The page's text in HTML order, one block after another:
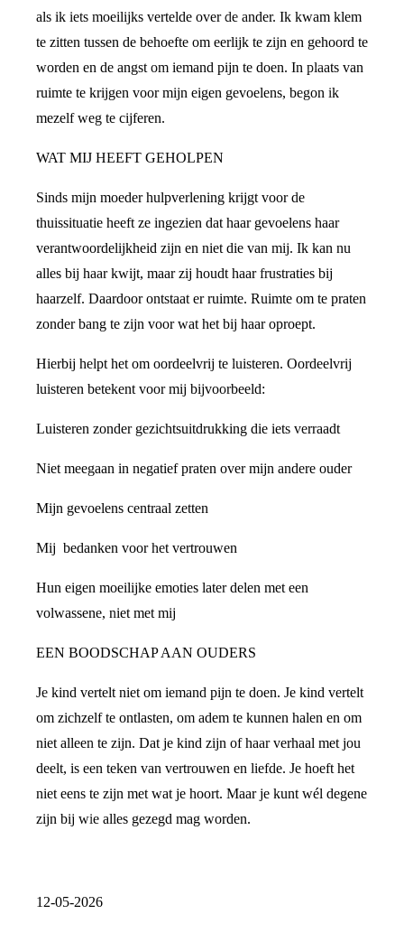
als ik iets moeilijks vertelde over de ander. Ik kwam klem
te zitten tussen de behoefte om eerlijk te zijn en gehoord te
worden en de angst om iemand pijn te doen. In plaats van
ruimte te krijgen voor mijn eigen gevoelens, begon ik
mezelf weg te cijferen.
WAT MIJ HEEFT GEHOLPEN
Sinds mijn moeder hulpverlening krijgt voor de
thuissituatie heeft ze ingezien dat haar gevoelens haar
verantwoordelijkheid zijn en niet die van mij. Ik kan nu
alles bij haar kwijt, maar zij houdt haar frustraties bij
haarzelf. Daardoor ontstaat er ruimte. Ruimte om te praten
zonder bang te zijn voor wat het bij haar oproept.
Hierbij helpt het om oordeelvrij te luisteren. Oordeelvrij
luisteren betekent voor mij bijvoorbeeld:
Luisteren zonder gezichtsuitdrukking die iets verraadt
Niet meegaan in negatief praten over mijn andere ouder
Mijn gevoelens centraal zetten
Mij bedanken voor het vertrouwen
Hun eigen moeilijke emoties later delen met een
volwassene, niet met mij
EEN BOODSCHAP AAN OUDERS
Je kind vertelt niet om iemand pijn te doen. Je kind vertelt
om zichzelf te ontlasten, om adem te kunnen halen en om
niet alleen te zijn. Dat je kind zijn of haar verhaal met jou
deelt, is een teken van vertrouwen en liefde. Je hoeft het
niet eens te zijn met wat je hoort. Maar je kunt wél degene
zijn bij wie alles gezegd mag worden.
12-05-2026